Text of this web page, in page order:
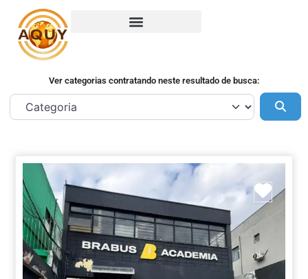
Ver categorias contratando neste resultado de busca: